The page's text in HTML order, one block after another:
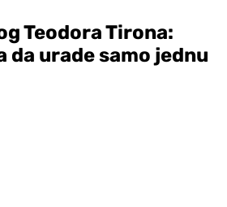
Teodora Tirona:
da urade samo jednu